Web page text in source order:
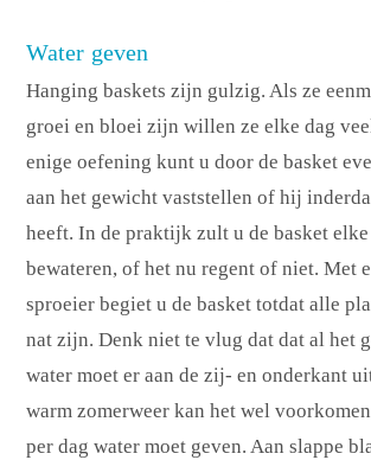
Water geven
Hanging baskets zijn gulzig. Als ze
groei en bloei zijn willen ze elke dag
enige oefening kunt u door de basket
aan het gewicht vaststellen of hij
heeft. In de praktijk zult u de basket elke
bewateren, of het nu regent of niet. Met
sproeier begiet u de basket totdat alle
nat zijn. Denk niet te vlug dat dat al het
water moet er aan de zij- en onderkant
warm zomerweer kan het wel
per dag water moet geven. Aan slappe